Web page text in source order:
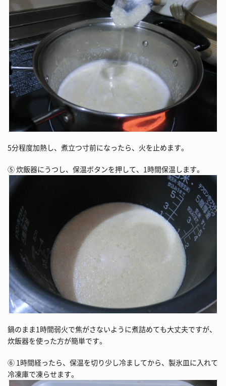
5分程度加熱し、煮立つ寸前になったら、火を止めます。
⑤ 炊飯器にうつし、保温ボタンを押して、1時間保温します。
鍋のまま1時間弱火で焦がさないように煮詰めても大丈夫ですが、
炊飯器を使った方が簡単です。
⑥ 1時間経ったら、保温を切り少し冷ましてから、製氷皿に入れて
冷凍庫で凍らせます。